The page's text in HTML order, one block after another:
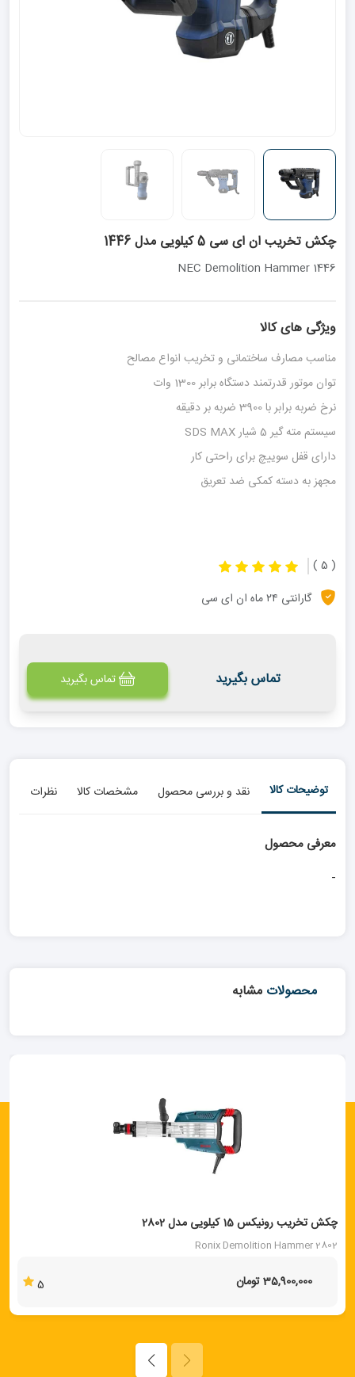
چکش تخریب ان ای سی 5 کیلویی مدل 1446
NEC Demolition Hammer 1446
ویژگی های کالا
مناسب مصارف ساختمانی و تخریب انواع مصالح
توان موتور قدرتمند دستگاه برابر 1300 وات
نرخ ضربه برابر با 3900 ضربه بر دقیقه
سیستم مته گیر 5 شیار SDS MAX
دارای قفل سوییچ برای راحتی کار
مجهز به دسته کمکی ضد تعریق
( 5 )
گارانتی ۲۴ ماه ان ای سی
تماس بگیرید تماس بگیرید
توضیحات کالا نقد و بررسی محصول مشخصات کالا نظرات
معرفی محصول
-
محصولات مشابه
چکش تخریب رونیکس 15 کیلویی مدل 2802
Ronix Demolition Hammer 2802
35,900,000 تومان 5